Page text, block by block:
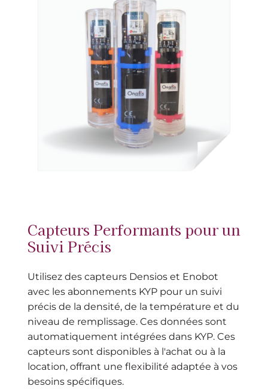
Capteurs Performants pour un
Suivi Précis
Utilisez des capteurs Densios et Enobot
avec les abonnements KYP pour un suivi
précis de la densité, de la température et du
niveau de remplissage. Ces données sont
automatiquement intégrées dans KYP. Ces
capteurs sont disponibles à l'achat ou à la
location, offrant une flexibilité adaptée à vos
besoins spécifiques.